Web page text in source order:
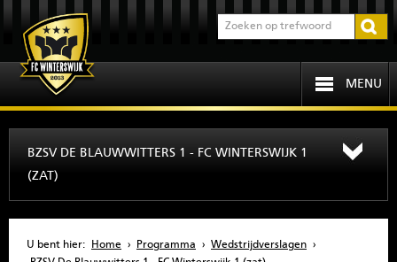
MENU
BZSV DE BLAUWWITTERS 1 - FC WINTERSWIJK 1
(ZAT)
U bent hier: Home › Programma › Wedstrijdverslagen ›